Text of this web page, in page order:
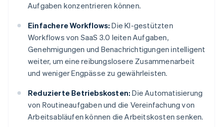
Aufgaben konzentrieren können.
Einfachere Workflows: Die KI-gestützten
Workflows von SaaS 3.0 leiten Aufgaben,
Genehmigungen und Benachrichtigungen intelligent
weiter, um eine reibungslosere Zusammenarbeit
und weniger Engpässe zu gewährleisten.
Reduzierte Betriebskosten: Die Automatisierung
von Routineaufgaben und die Vereinfachung von
Arbeitsabläufen können die Arbeitskosten senken.